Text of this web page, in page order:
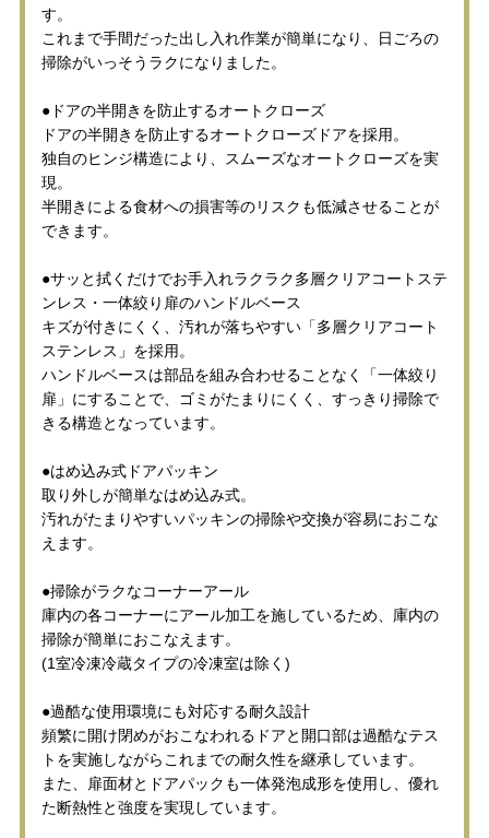
す。
これまで手間だった出し入れ作業が簡単になり、日ごろの
掃除がいっそうラクになりました。
●ドアの半開きを防止するオートクローズ
ドアの半開きを防止するオートクローズドアを採用。
独自のヒンジ構造により、スムーズなオートクローズを実
現。
半開きによる食材への損害等のリスクも低減させることが
できます。
●サッと拭くだけでお手入れラクラク多層クリアコートステ
ンレス・一体絞り扉のハンドルベース
キズが付きにくく、汚れが落ちやすい「多層クリアコート
ステンレス」を採用。
ハンドルベースは部品を組み合わせることなく「一体絞り
扉」にすることで、ゴミがたまりにくく、すっきり掃除で
きる構造となっています。
●はめ込み式ドアパッキン
取り外しが簡単なはめ込み式。
汚れがたまりやすいパッキンの掃除や交換が容易におこな
えます。
●掃除がラクなコーナーアール
庫内の各コーナーにアール加工を施しているため、庫内の
掃除が簡単におこなえます。
(1室冷凍冷蔵タイプの冷凍室は除く)
●過酷な使用環境にも対応する耐久設計
頻繁に開け閉めがおこなわれるドアと開口部は過酷なテス
トを実施しながらこれまでの耐久性を継承しています。
また、扉面材とドアパックも一体発泡成形を使用し、優れ
た断熱性と強度を実現しています。